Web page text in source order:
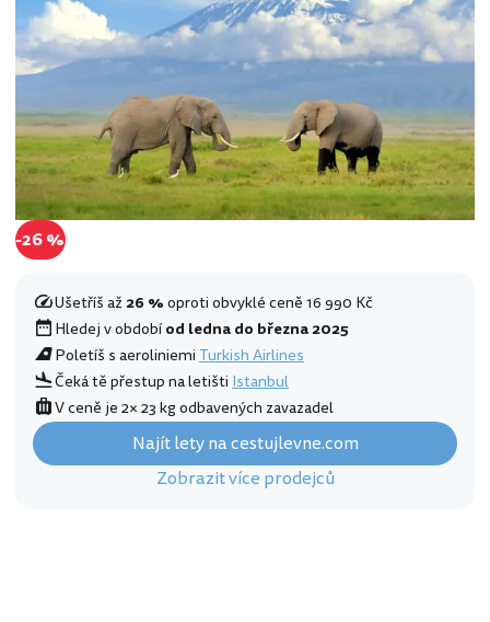
-26 %
Ušetříš až26 %oproti obvyklé ceně 16 990 Kč
Hledej v obdobíod ledna do března 2025
Poletíš s aeroliniemiTurkish Airlines
Čeká tě přestup na letištiIstanbul
V ceně je 2× 23 kg odbavených zavazadel
Najít lety na cestujlevne.com
Zobrazit více prodejců